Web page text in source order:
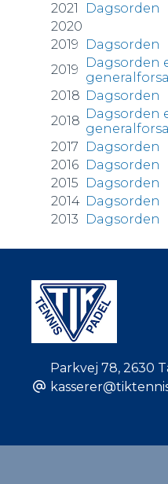
2021
Dagsorden
2020
2019
Dagsorden
2019
Dagsorden
2018 Dagsorden
2018 Dagsorden
2017
Dagsorden
2016 Dagsorden
2015
Dagsorden
2014 Dagsorden
2013
Dagsorden
Parkvej 78, 2630